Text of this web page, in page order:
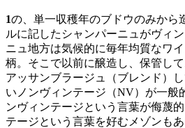
1の、単一収穫年のブドウのみから
ルに記したシャンパーニュがヴィ
ニュ地方は気候的に毎年均質なワ
柄。そこで以前に醸造し、保管し
アッサンブラージュ（ブレンド）
いノンヴィンテージ（NV）が一般
ンヴィンテージという言葉が侮蔑
テージという言葉を好むメゾンも